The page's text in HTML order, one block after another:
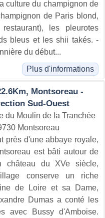
culture du champignon de
de Paris blond,
les pleurotes
bleus et les shii takés. -
du début...
Plus d'informations
Montsoreau -
Sud-Ouest
du Moulin de la Tranchée
Montsoreau
près d'une abbaye royale,
est bâti autour de
château du XVe siècle,
conserve un riche
de Loire et sa Dame,
Dumas a conté les
avec Bussy d'Amboise.